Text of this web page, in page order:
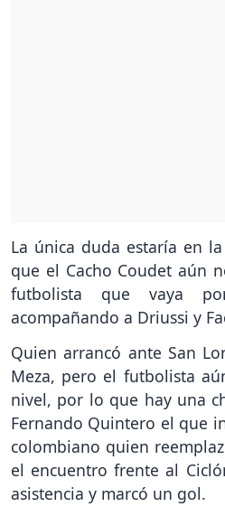
La única duda estaría en
que el Cacho Coudet aún
futbolista que vaya
acompañando a Driussi y
Quien arrancó ante San
Meza, pero el futbolista
nivel, por lo que hay una
Fernando Quintero el que
colombiano quien
el encuentro frente al
asistencia y marcó un gol.